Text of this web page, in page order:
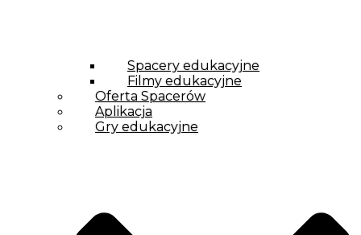
Spacery edukacyjne
Filmy edukacyjne
Oferta Spacerów
Aplikacja
Gry edukacyjne